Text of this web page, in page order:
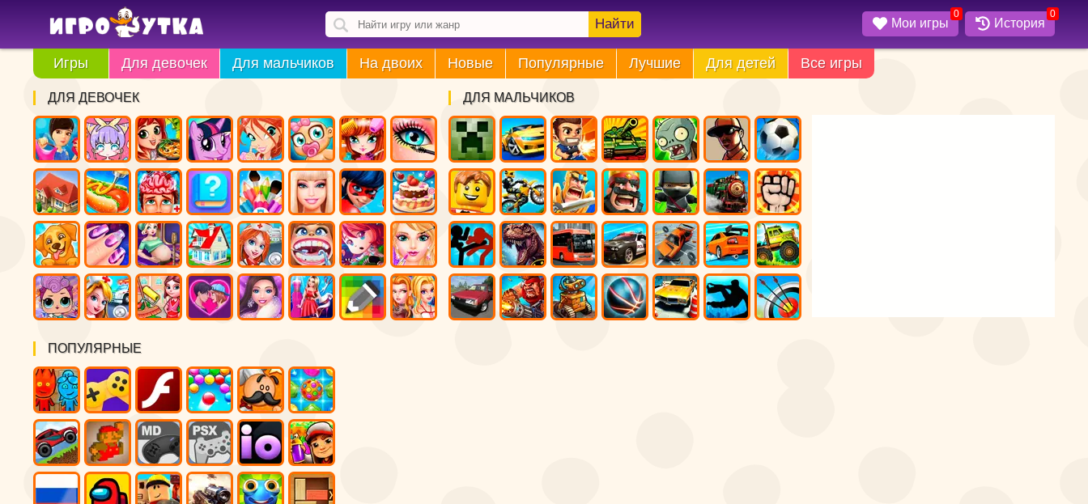
Найти Мои игры
0
История
0
Игры Для девочек Для мальчиков На двоих Новые Популярные Лучшие Для детей Все игры
ДЛЯ МАЛЬЧИКОВ
ДЛЯ ДЕВОЧЕК
ПОПУЛЯРНЫЕ